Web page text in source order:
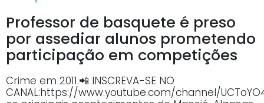
Professor de basquete é preso
por assediar alunos prometendo
participação em competições
Crime em 2011.📲 INSCREVA-SE NO
CANAL:https://www.youtube.com/channel/